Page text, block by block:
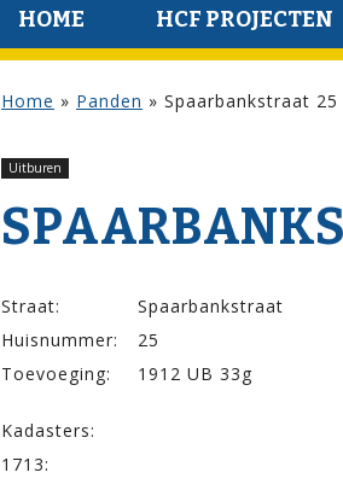
HOME HCF PROJECTEN
Home » Panden » Spaarbankstraat 25
Uitburen
Straat:
Spaarbankstraat
Huisnummer:
25
Toevoeging:
1912 UB 33g
Kadasters:
1713: